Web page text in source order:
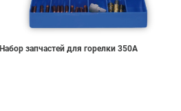
Набор запчастей для горелки 350А